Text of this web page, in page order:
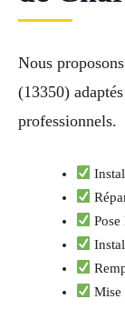
Nous
(13350)
professionnels.
Pose
Mise